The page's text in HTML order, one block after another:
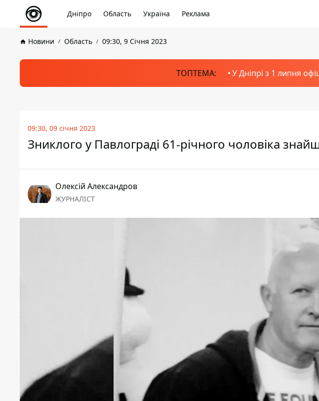
Дніпро Область Україна Реклама
Новини Область 09:30, 9 Січня 2023
ТОПТЕМА: У Дніпрі з 1 липня
09:30, 09 січня 2023
Зниклого у Павлограді 61-річного чоловіка
Олексій Александров
ЖУРНАЛІСТ